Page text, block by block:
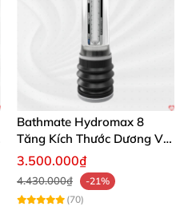
Bathmate Hydromax 8
Tăng Kích Thước Dương Vật
An Toàn Hiệu Quả
3.500.000₫
4.430.000₫
-21%
(70)